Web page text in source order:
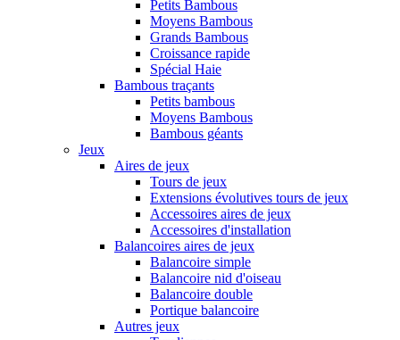
Petits Bambous
Moyens Bambous
Grands Bambous
Croissance rapide
Spécial Haie
Bambous traçants
Petits bambous
Moyens Bambous
Bambous géants
Jeux
Aires de jeux
Tours de jeux
Extensions évolutives tours de jeux
Accessoires aires de jeux
Accessoires d'installation
Balancoires aires de jeux
Balancoire simple
Balancoire nid d'oiseau
Balancoire double
Portique balancoire
Autres jeux